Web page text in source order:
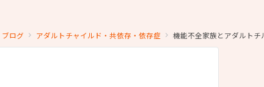
ブログ アダルトチャイルド・共依存・依存症 機能不全家族とアダルトチ